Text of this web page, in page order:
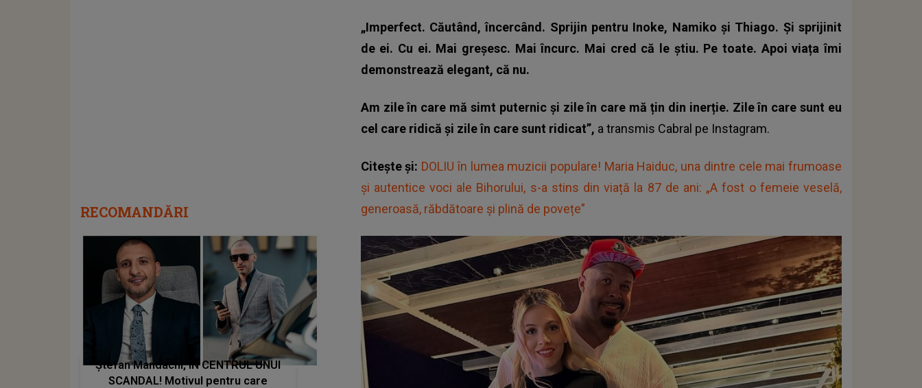
„Imperfect. Căutând, încercând. Sprijin pentru Inoke, Namiko și Thiago. Și sprijinit
de ei. Cu ei. Mai greșesc. Mai încurc. Mai cred că le știu. Pe toate. Apoi viața îmi
demonstrează elegant, că nu.
Am zile în care mă simt puternic și zile în care mă țin din inerție. Zile în care sunt eu
cel care ridică și zile în care sunt ridicat”, a transmis Cabral pe Instagram.
Citește și: DOLIU în lumea muzicii populare! Maria Haiduc, una dintre cele mai frumoase
și autentice voci ale Bihorului, s-a stins din viață la 87 de ani: „A fost o femeie veselă,
generoasă, răbdătoare și plină de povețe”
RECOMANDĂRI
Ștefan Mandachi, ÎN CENTRUL UNUI
SCANDAL! Motivul pentru care